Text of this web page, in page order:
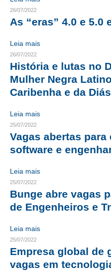
CRESCE BRASIL
CONSELHO TECNOLÓGICO
COMPOSIÇÃO
PERSONALIDADES DA
NÚCLEO DA MULHER
JURÍDICO
CONSULTORIA
CONTRIBUIÇÕES
CONTRIBUIÇÃO ASSISTENCIAL
26/07/2022
As “eras” 4.0 e 5.0
Leia mais
26/07/2022
História e lutas no
Mulher Negra
Caribenha e da
Leia mais
25/07/2022
Vagas abertas
software e
Leia mais
25/07/2022
Bunge abre vagas
de Engenheiros e
Leia mais
25/07/2022
Empresa global de
vagas em